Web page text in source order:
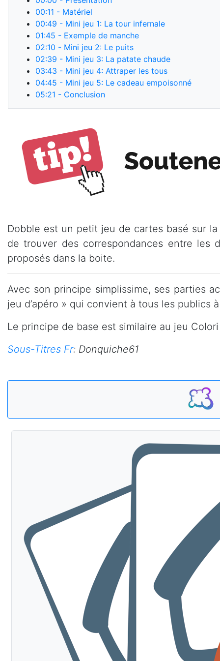
00:11 - Matériel
00:49 - Mini jeu 1: La tour infernale
01:45 - Exemple de manche
02:10 - Mini jeu 2: Le puits
02:39 - Mini jeu 3: La patate chaude
03:43 - Mini jeu 4: Attraper les tous
04:45 - Mini jeu 5: Le cadeau empoisonné
05:21 - Conclusion
Dobble est un petit jeu de cartes basé sur
de trouver des correspondances entre les
proposés dans la boite.
Avec son principe simplissime, ses parties
jeu d’apéro » qui convient à tous les publics
Le principe de base est similaire au jeu
Sous-Titres Fr: Donquiche61